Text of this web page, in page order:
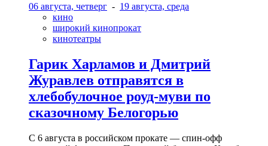
06 августа, четверг - 19 августа, среда
кино
широкий кинопрокат
кинотеатры
Гарик Харламов и Дмитрий
Журавлев отправятся в
хлебобулочное роуд-муви по
сказочному Белогорью
С 6 августа в российском прокате — спин-офф